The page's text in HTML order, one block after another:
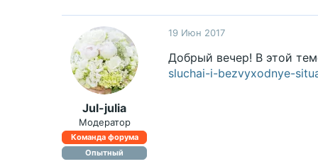
Jul-julia
Модератор
Команда форума
Опытный
19 Июн 2017
Добрый вечер! В этой
sluchai-i-bezvyxodnye-